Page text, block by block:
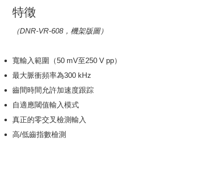
特徵
（DNR-VR-608，機架版圖）
寬輸入範圍（50 mV至250 V pp）
最大脈衝頻率為300 kHz
齒間時間允許加速度跟踪
自適應閾值輸入模式
真正的零交叉檢測輸入
高/低齒指數檢測